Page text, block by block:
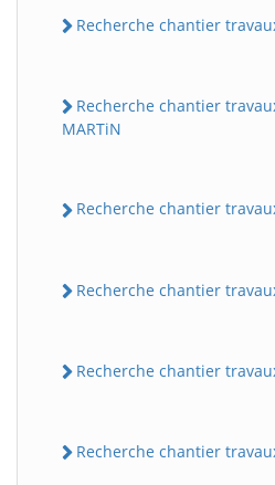
Recherche chantier travaux
Recherche chantier
MARTiN
Recherche chantier
Recherche chantier
Recherche chantier
Recherche chantier